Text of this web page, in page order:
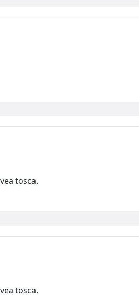
tosca.
tosca.